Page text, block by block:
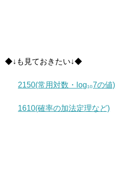
◆↓も見ておきたい↓◆
2150(常用対数・log₁₀7の値)
1610(確率の加法定理など)